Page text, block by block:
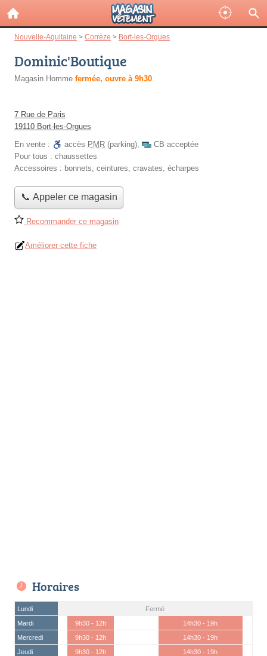
Nouvelle-Aquitaine > Corrèze > Bort-les-Orgues
Dominic'Boutique
Magasin Homme fermée, ouvre à 9h30
7 Rue de Paris
19110 Bort-les-Orgues
En vente :
accès PMR (parking),
CB acceptée
Pour tous : chaussettes
Accessoires : bonnets, ceintures, cravates, écharpes
📞 Appeler ce magasin
Recommander ce magasin
Améliorer cette fiche
Horaires
Lundi
Fermé
Mardi
9h30 - 12h
14h30 - 19h
Mercredi
9h30 - 12h
14h30 - 19h
Jeudi
9h30 - 12h
14h30 - 19h